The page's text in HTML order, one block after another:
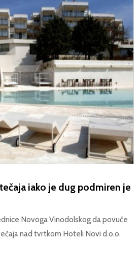
iako je dug podmiren je
Novoga Vinodolskog da povuče
nad tvrtkom Hoteli Novi d.o.o.